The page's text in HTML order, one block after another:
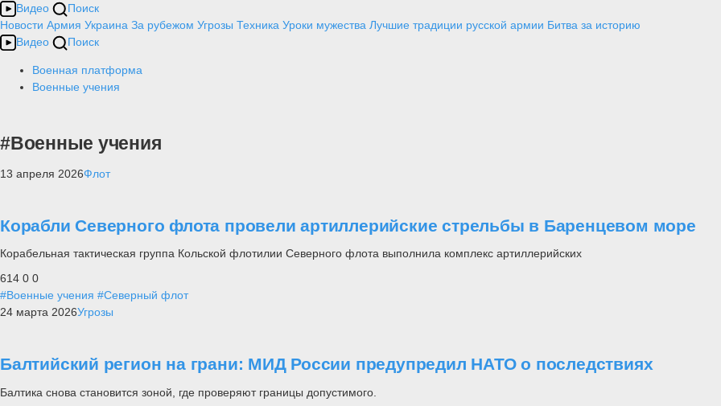
Видео
Поиск
Новости Армия Украина За рубежом Угрозы Техника Уроки мужества Лучшие традиции русской армии Битва за историю
Видео
Поиск
Военная платформа
Военные учения
#Военные учения
13 апреля 2026Флот
Корабли Северного флота провели артиллерийские стрельбы в Баренцевом море
Корабельная тактическая группа Кольской флотилии Северного флота выполнила комплекс артиллерийских
614 0 0
#Военные учения #Северный флот
24 марта 2026Угрозы
Балтийский регион на грани: МИД России предупредил НАТО о последствиях
Балтика снова становится зоной, где проверяют границы допустимого.